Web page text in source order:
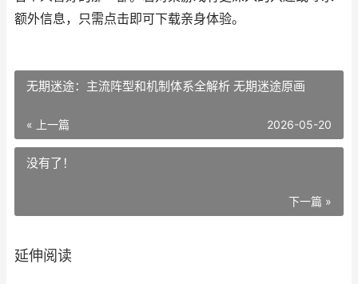
额外信息，只需点击即可下载亲身体验。
无期迷途：主流阵型和机制体系全解析 无期迷途原画
« 上一篇 2026-05-20
没有了！
下一篇 »
延伸阅读